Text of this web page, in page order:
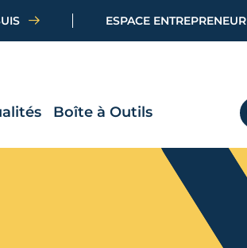
ESPACE ENTREPRENEUR
Boîte à Outils